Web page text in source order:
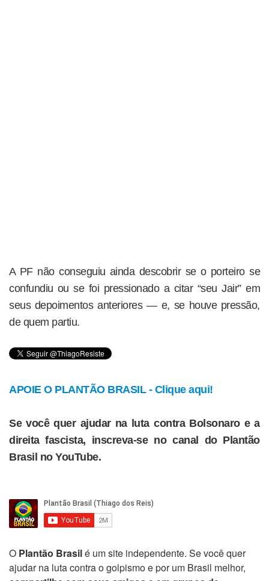
A PF não conseguiu ainda descobrir se o porteiro se
confundiu ou se foi pressionado a citar “seu Jair” em
seus depoimentos anteriores — e, se houve pressão,
de quem partiu.
APOIE O PLANTÃO BRASIL - Clique aqui!
Se você quer ajudar na luta contra Bolsonaro e a
direita fascista, inscreva-se no canal do Plantão
Brasil no YouTube.
O Plantão Brasilé um site independente. Se você quer
ajudar na luta contra o golpismo e por um Brasil melhor,